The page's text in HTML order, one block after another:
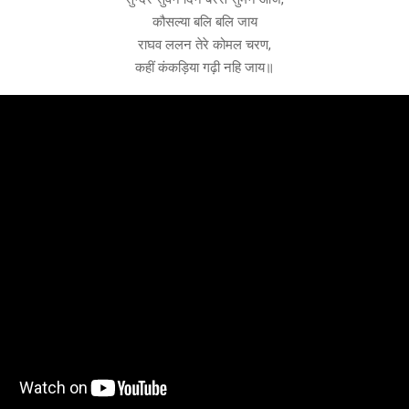
कौसल्या बलि बलि जाय
राघव ललन तेरे कोमल चरण,
कहीं कंकड़िया गढ़ी नहि जाय॥